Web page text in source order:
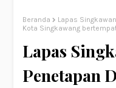
Beranda
Lapas
Kota Singkawang
Lapas
Penetapan